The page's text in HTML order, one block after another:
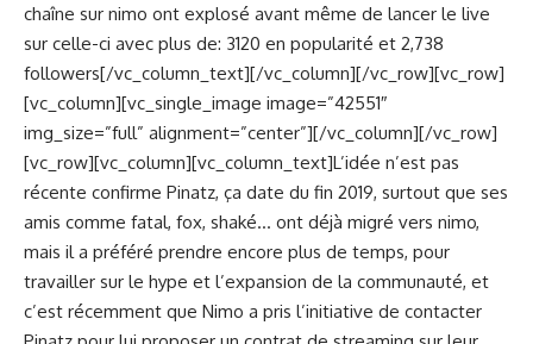
chaîne sur nimo ont explosé avant même de lancer le live
sur celle-ci avec plus de: 3120 en popularité et 2,738
followers[/vc_column_text][/vc_column][/vc_row][vc_row]
[vc_column][vc_single_image image=”42551″
img_size=”full” alignment=”center”][/vc_column][/vc_row]
[vc_row][vc_column][vc_column_text]L’idée n’est pas
récente confirme Pinatz, ça date du fin 2019, surtout que ses
amis comme fatal, fox, shaké… ont déjà migré vers nimo,
mais il a préféré prendre encore plus de temps, pour
travailler sur le hype et l’expansion de la communauté, et
c’est récemment que Nimo a pris l’initiative de contacter